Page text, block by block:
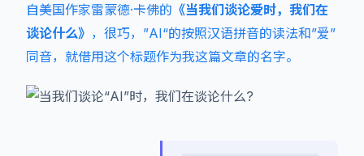
自美国作家雷蒙德·卡佛的 《当我们谈论爱时，我们在
谈论什么》 ，很巧，”AI“的按照汉语拼音的读法和”爱”
同音，就借用这个标题作为我这篇文章的名字。